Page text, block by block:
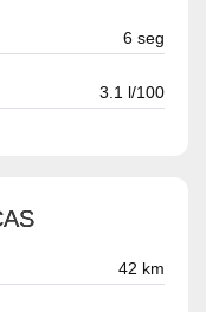
6 seg
3.1 l/100
42 km